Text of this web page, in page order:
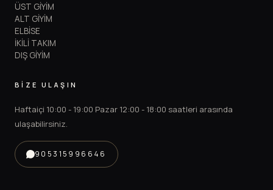
ÜST GİYİM
ALT GİYİM
ELBİSE
İKİLİ TAKIM
DIŞ GİYİM
BİZE ULAŞIN
Haftaiçi 10:00 - 19:00 Pazar 12:00 - 18:00 saatleri arasında
ulaşabilirsiniz.
905315996646